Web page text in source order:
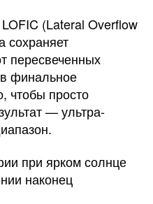
(Lateral Overflow
сохраняет
пересвеченных
в финальное
чтобы просто
— ультра-
при ярком солнце
наконец